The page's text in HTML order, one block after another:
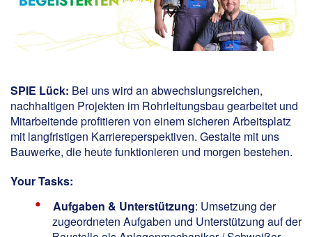
SPIE Lück: Bei uns wird an abwechslungsreichen,
nachhaltigen Projekten im Rohrleitungsbau gearbeitet und
Mitarbeitende profitieren von einem sicheren Arbeitsplatz
mit langfristigen Karriereperspektiven. Gestalte mit uns
Bauwerke, die heute funktionieren und morgen bestehen.
Your Tasks:
Aufgaben & Unterstützung: Umsetzung der
zugeordneten Aufgaben und Unterstützung auf der